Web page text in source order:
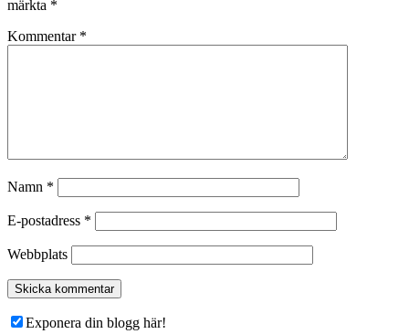
märkta *
Kommentar *
Namn *
E-postadress *
Webbplats
Exponera din blogg här!